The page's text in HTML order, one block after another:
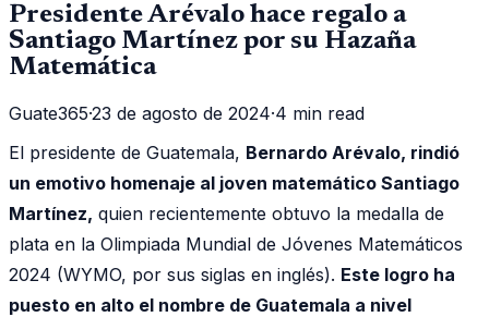
Presidente Arévalo hace regalo a
Santiago Martínez por su Hazaña
Matemática
Guate365·23 de agosto de 2024·4 min read
El presidente de Guatemala, Bernardo Arévalo, rindió
un emotivo homenaje al joven matemático Santiago
Martínez, quien recientemente obtuvo la medalla de
plata en la Olimpiada Mundial de Jóvenes Matemáticos
2024 (WYMO, por sus siglas en inglés). Este logro ha
puesto en alto el nombre de Guatemala a nivel